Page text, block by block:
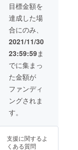
ル×1 ・
配送料
※ご注文
状況、
使用部
材の供
給状
況、製
造工程
上の都
合等に
より出
荷時期
があり
ます。
皆様の
容） ・
ポケッ
ト3軸ジ
ンバル
IZELL-
L7PRO
×1 ・
Type-C
ケーブ
ル×1 ・
ミニ三
脚
×1（約
語ユー
ニュア
目標金額を
達成した場
合にのみ、
2021/11/30
23:59:59ま
でに集まっ
た金額が
ファンディ
ングされま
す。
支援に関するよ
くある質問